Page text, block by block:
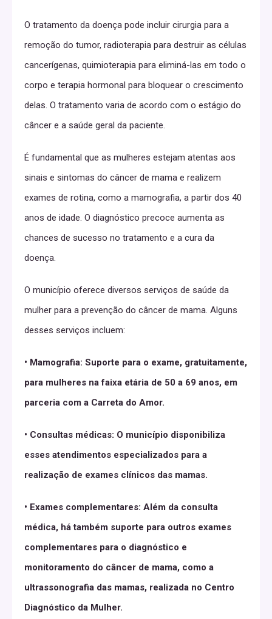
O tratamento da doença pode incluir cirurgia para a
remoção do tumor, radioterapia para destruir as células
cancerígenas, quimioterapia para eliminá-las em todo o
corpo e terapia hormonal para bloquear o crescimento
delas. O tratamento varia de acordo com o estágio do
câncer e a saúde geral da paciente.
É fundamental que as mulheres estejam atentas aos
sinais e sintomas do câncer de mama e realizem
exames de rotina, como a mamografia, a partir dos 40
anos de idade. O diagnóstico precoce aumenta as
chances de sucesso no tratamento e a cura da
doença.
O município oferece diversos serviços de saúde da
mulher para a prevenção do câncer de mama. Alguns
desses serviços incluem:
• Mamografia: Suporte para o exame, gratuitamente,
para mulheres na faixa etária de 50 a 69 anos, em
parceria com a Carreta do Amor.
• Consultas médicas: O município disponibiliza
esses atendimentos especializados para a
realização de exames clínicos das mamas.
• Exames complementares: Além da consulta
médica, há também suporte para outros exames
complementares para o diagnóstico e
monitoramento do câncer de mama, como a
ultrassonografia das mamas, realizada no Centro
Diagnóstico da Mulher.